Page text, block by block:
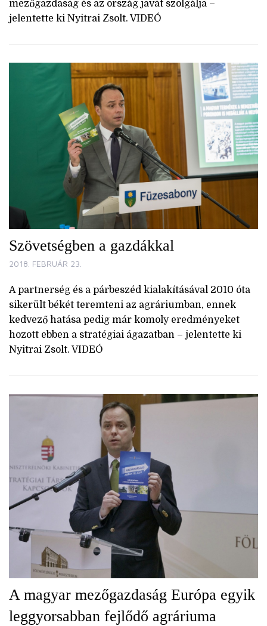
mezőgazdaság és az ország javát szolgálja –
jelentette ki Nyitrai Zsolt. VIDEÓ
Szövetségben a gazdákkal
2018. FEBRUÁR 23.
A partnerség és a párbeszéd kialakításával 2010 óta
sikerült békét teremteni az agráriumban, ennek
kedvező hatása pedig már komoly eredményeket
hozott ebben a stratégiai ágazatban – jelentette ki
Nyitrai Zsolt. VIDEÓ
A magyar mezőgazdaság Európa egyik
leggyorsabban fejlődő agráriuma